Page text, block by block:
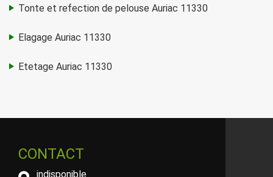
Tonte et refection de pelouse Auriac 11330
Elagage Auriac 11330
Etetage Auriac 11330
CONTACT
indisponible